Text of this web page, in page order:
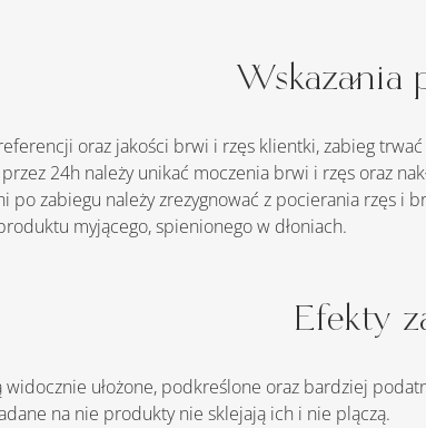
Wskazania
oraz jakości brwi i rzęs klientki, zabieg
24h należy unikać moczenia brwi i rzęs oraz
po zabiegu należy zrezygnować z pocierania rzęs i
myjącego, spienionego w dłoniach.
Efekty
na nie produkty nie sklejają ich i nie plączą.